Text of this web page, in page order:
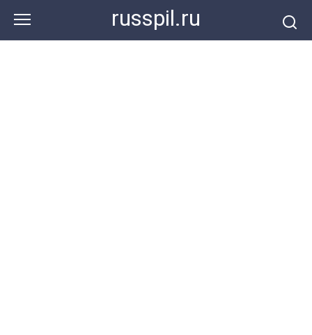
контенту
russpil.ru